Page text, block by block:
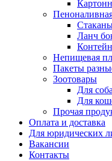
Ланч
Непищевая
Пакеты
Зоотовары
Для
Для
Прочая
Оплата и доставка
Для юридических
Вакансии
Контакты